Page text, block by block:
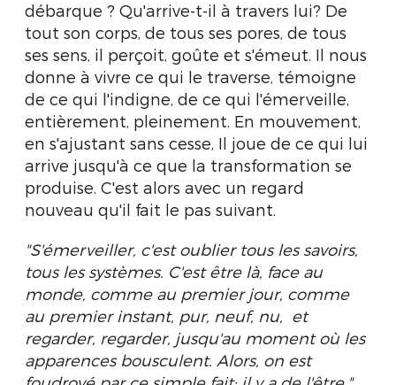
débarque ? Qu'arrive-t-il à travers lui? De
tout son corps, de tous ses pores, de tous
ses sens, il perçoit, goûte et s'émeut. Il nous
donne à vivre ce qui le traverse, témoigne
de ce qui l'indigne, de ce qui l'émerveille,
entièrement, pleinement. En mouvement,
en s'ajustant sans cesse, Il joue de ce qui lui
arrive jusqu'à ce que la transformation se
produise. C'est alors avec un regard
nouveau qu'il fait le pas suivant.
"S'émerveiller, c'est oublier tous les savoirs,
tous les systèmes. C'est être là, face au
monde, comme au premier jour, comme
au premier instant, pur, neuf, nu, et
regarder, regarder, jusqu'au moment où les
apparences bousculent. Alors, on est